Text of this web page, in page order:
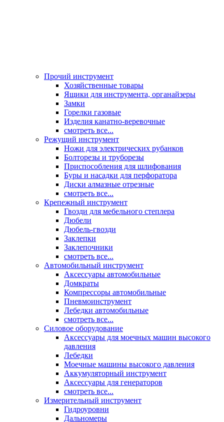
Прочий инструмент
Хозяйственные товары
Ящики для инструмента, органайзеры
Замки
Горелки газовые
Изделия канатно-веревочные
смотреть все...
Режущий инструмент
Ножи для электрических рубанков
Болторезы и труборезы
Приспособления для шлифования
Буры и насадки для перфоратора
Диски алмазные отрезные
смотреть все...
Крепежный инструмент
Гвозди для мебельного степлера
Дюбели
Дюбель-гвозди
Заклепки
Заклепочники
смотреть все...
Автомобильный инструмент
Аксессуары автомобильные
Домкраты
Компрессоры автомобильные
Пневмоинструмент
Лебедки автомобильные
смотреть все...
Силовое оборудование
Аксессуары для моечных машин высокого
давления
Лебедки
Моечные машины высокого давления
Аккумуляторный инструмент
Аксессуары для генераторов
смотреть все...
Измерительный инструмент
Гидроуровни
Дальномеры